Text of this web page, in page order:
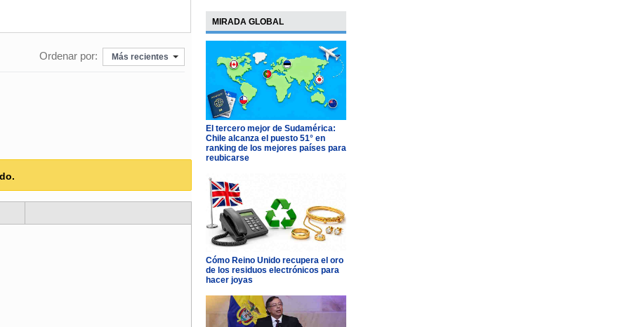
Ordenar por: Más recientes
MIRADA GLOBAL
El tercero mejor de Sudamérica:
Chile alcanza el puesto 51° en
ranking de los mejores países para
reubicarse
Cómo Reino Unido recupera el oro
de los residuos electrónicos para
hacer joyas